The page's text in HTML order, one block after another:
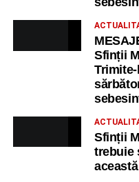
Sfinții
Sfinții
trebuie